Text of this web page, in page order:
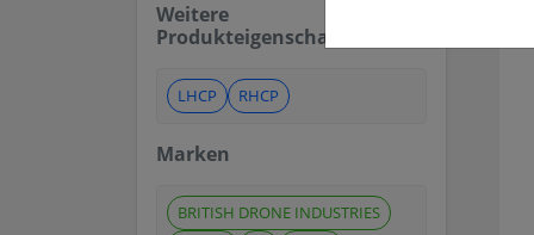
Weitere
Produkteigenschaften
LHCP RHCP
Marken
BRITISH DRONE INDUSTRIES